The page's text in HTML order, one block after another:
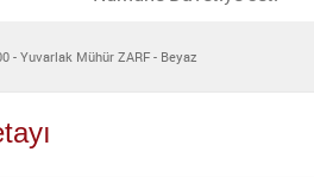
- Yuvarlak Mühür ZARF - Beyaz